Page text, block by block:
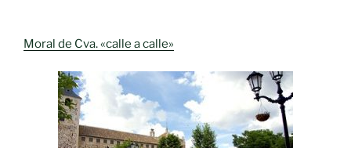
Moral de Cva. «calle a calle»